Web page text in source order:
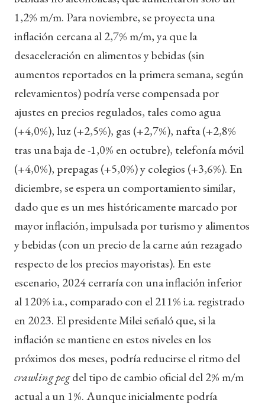
1,2% m/m. Para noviembre, se proyecta una
inflación cercana al 2,7% m/m, ya que la
desaceleración en alimentos y bebidas (sin
aumentos reportados en la primera semana, según
relevamientos) podría verse compensada por
ajustes en precios regulados, tales como agua
(+4,0%), luz (+2,5%), gas (+2,7%), nafta (+2,8%
tras una baja de -1,0% en octubre), telefonía móvil
(+4,0%), prepagas (+5,0%) y colegios (+3,6%). En
diciembre, se espera un comportamiento similar,
dado que es un mes históricamente marcado por
mayor inflación, impulsada por turismo y alimentos
y bebidas (con un precio de la carne aún rezagado
respecto de los precios mayoristas). En este
escenario, 2024 cerraría con una inflación inferior
al 120% i.a., comparado con el 211% i.a. registrado
en 2023. El presidente Milei señaló que, si la
inflación se mantiene en estos niveles en los
próximos dos meses, podría reducirse el ritmo del
crawling pegdel tipo de cambio oficial del 2% m/m
actual a un 1%. Aunque inicialmente podría